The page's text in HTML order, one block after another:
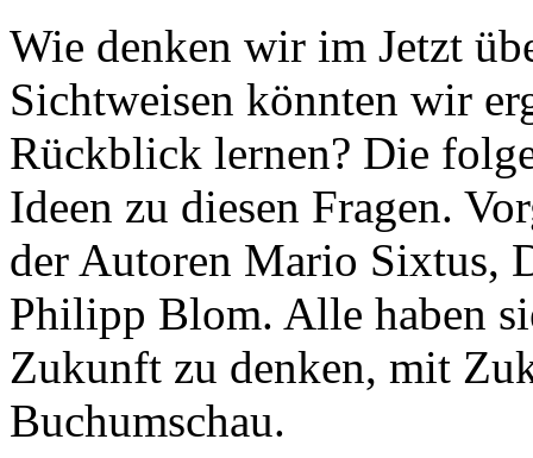
Wie denken wir im Jetzt
Sichtweisen könnten wir
Rückblick lernen? Die
Ideen zu diesen Fragen.
der Autoren Mario Sixtus,
Philipp Blom. Alle haben
Zukunft zu denken, mit
Buchumschau.